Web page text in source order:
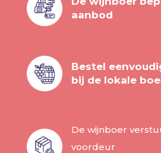
aanbod
Bestel
bij de lokale
De wijnboer
voordeur